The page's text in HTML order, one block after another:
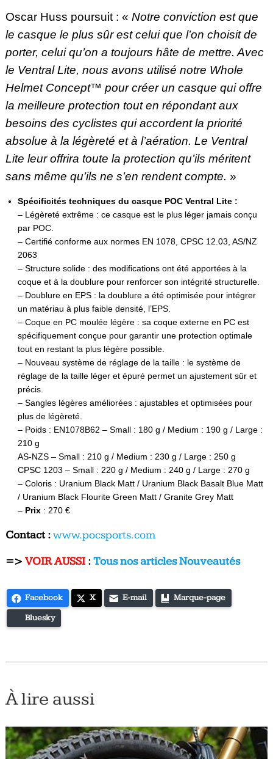
Oscar Huss poursuit : « Notre conviction est que
le casque le plus sûr est celui que l’on choisit de
porter, celui qu’on a toujours hâte de mettre. Avec
le Ventral Lite, nous avons utilisé notre Whole
Helmet Concept™ pour créer un casque qui offre
la meilleure protection tout en répondant aux
besoins des cyclistes qui accordent la priorité
absolue à la légèreté et à l’aération. Le Ventral
Lite leur offrira toute la protection qu’ils méritent
sans même qu’ils ne s’en rendent compte. »
Spécificités techniques du casque POC Ventral Lite :
– Légèreté extrême : ce casque est le plus léger jamais conçu
par POC.
– Certifié conforme aux normes EN 1078, CPSC 12.03, AS/NZ
2063
– Structure solide : des modifications ont été apportées à la
coque et à la doublure pour renforcer son intégrité structurelle.
– Doublure en EPS : la doublure a été optimisée pour intégrer
un matériau à plus faible densité, l’EPS.
– Coque en PC moulée légère : sa coque externe en PC est
spécifiquement conçue pour garantir une protection optimale
tout en restant la plus légère possible.
– Nouveau système de réglage de la taille : le système de
réglage de la taille léger et épuré permet un ajustement sûr et
précis.
– Sangles légères améliorées : ajustables et optimisées pour
plus de légèreté.
– Poids : EN1078B62 – Small : 180 g / Medium : 190 g / Large :
210 g
AS-NZS – Small : 210 g / Medium : 230 g / Large : 250 g
CPSC 1203 – Small : 220 g / Medium : 240 g / Large : 270 g
– Coloris : Uranium Black Matt / Uranium Black Basalt Blue Matt
/ Uranium Black Flourite Green Matt / Granite Grey Matt
– Prix: 270 €
Contact :www.pocsports.com
=>VOIR AUSSI:Tous nos articles Nouveautés
Facebook X E-mail Marque-page
Bluesky
À lire aussi